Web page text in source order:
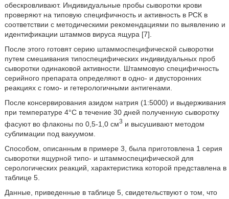
обескровливают. Индивидуальные пробы сыворотки крови
проверяют на типовую специфичность и активность в РСК в
соответствии с методическими рекомендациями по выявлению и
идентификации штаммов вируса ящура [7].
После этого готовят серию штаммоспецифической сыворотки
путем смешивания типоспецифических индивидуальных проб
сыворотки одинаковой активности. Штаммовую специфичность
серийного препарата определяют в одно- и двусторонних
реакциях с гомо- и гетерологичными антигенами.
После консервирования азидом натрия (1:5000) и выдерживания
при температуре 4°С в течение 30 дней полученную сыворотку
фасуют во флаконы по 0,5-1,0 см3 и высушивают методом
сублимации под вакуумом.
Способом, описанным в примере 3, была приготовлена 1 серия
сыворотки ящурной типо- и штаммоспецифической для
серологических реакций, характеристика которой представлена в
таблице 5.
Данные, приведенные в таблице 5, свидетельствуют о том, что